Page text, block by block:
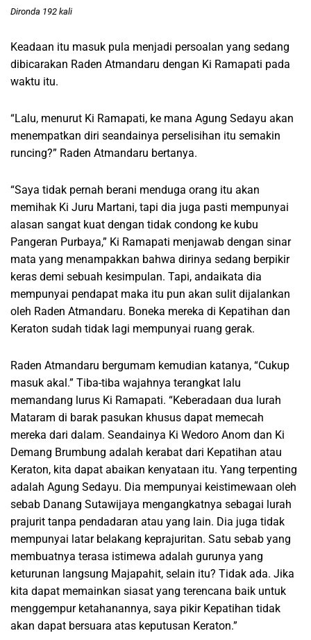
Dironda 192 kali
Keadaan itu masuk pula menjadi persoalan yang sedang
dibicarakan Raden Atmandaru dengan Ki Ramapati pada
waktu itu.
“Lalu, menurut Ki Ramapati, ke mana Agung Sedayu akan
menempatkan diri seandainya perselisihan itu semakin
runcing?” Raden Atmandaru bertanya.
“Saya tidak pernah berani menduga orang itu akan
memihak Ki Juru Martani, tapi dia juga pasti mempunyai
alasan sangat kuat dengan tidak condong ke kubu
Pangeran Purbaya,” Ki Ramapati menjawab dengan sinar
mata yang menampakkan bahwa dirinya sedang berpikir
keras demi sebuah kesimpulan. Tapi, andaikata dia
mempunyai pendapat maka itu pun akan sulit dijalankan
oleh Raden Atmandaru. Boneka mereka di Kepatihan dan
Keraton sudah tidak lagi mempunyai ruang gerak.
Raden Atmandaru bergumam kemudian katanya, “Cukup
masuk akal.” Tiba-tiba wajahnya terangkat lalu
memandang lurus Ki Ramapati. “Keberadaan dua lurah
Mataram di barak pasukan khusus dapat memecah
mereka dari dalam. Seandainya Ki Wedoro Anom dan Ki
Demang Brumbung adalah kerabat dari Kepatihan atau
Keraton, kita dapat abaikan kenyataan itu. Yang terpenting
adalah Agung Sedayu. Dia mempunyai keistimewaan oleh
sebab Danang Sutawijaya mengangkatnya sebagai lurah
prajurit tanpa pendadaran atau yang lain. Dia juga tidak
mempunyai latar belakang keprajuritan. Satu sebab yang
membuatnya terasa istimewa adalah gurunya yang
keturunan langsung Majapahit, selain itu? Tidak ada. Jika
kita dapat memainkan siasat yang terencana baik untuk
menggempur ketahanannya, saya pikir Kepatihan tidak
akan dapat bersuara atas keputusan Keraton.”